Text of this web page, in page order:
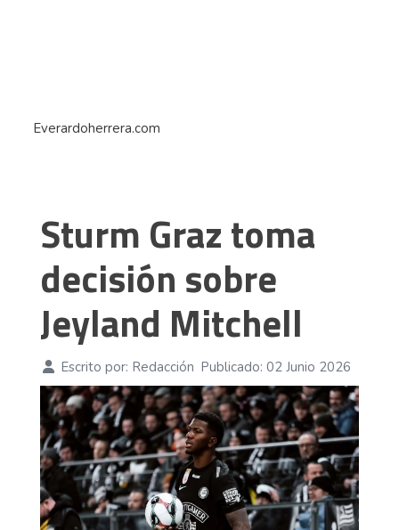
Everardoherrera.com
Sturm Graz toma
decisión sobre
Jeyland Mitchell
Escrito por: Redacción Publicado: 02 Junio 2026